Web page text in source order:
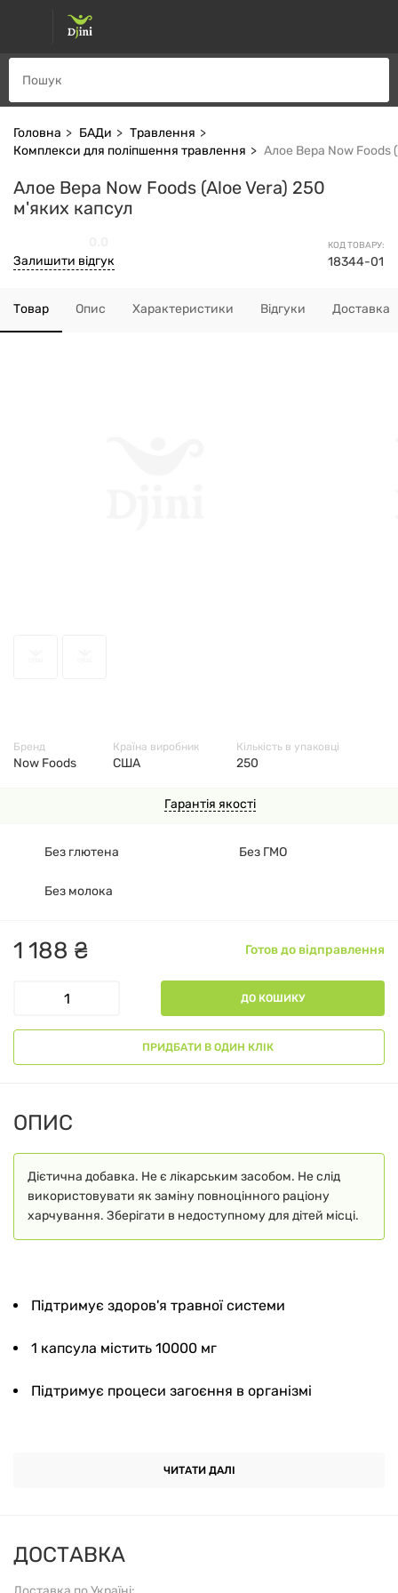
Головна БАДи
Травлення
Комплекси для поліпшення травлення
Алое Вера Now Foods
Алое Вера Now Foods (Aloe Vera) 250
м'яких капсул
КОД ТОВАРУ:
18344-01
Залишити відгук
Товар Опис Характеристики Відгуки Доставка
Гарантія якості
1 188 ₴ Готов до відправлення
ДО КОШИКУ
ПРИДБАТИ В ОДИН КЛІК
Без глютена Без ГМО
Без молока
ДОСТАВКА
Бренд
Now Foods
Країна виробник
США
Кількість в упаковці
250
ОПИС
Дієтична добавка. Не є лікарським засобом. Не слід
використовувати як заміну повноцінного раціону
харчування. Зберігати в недоступному для дітей місці.
Підтримує здоров'я травної системи
1 капсула містить 10000 мг
Підтримує процеси загоєння в організмі
Сімейне підприємство, засноване в 1968 році
ЧИТАТИ ДАЛІ